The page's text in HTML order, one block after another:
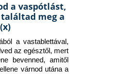
a vaspótlást,
meg a
a vastablettával,
az egésztől, mert
bevenned, amitől
várnod utána a